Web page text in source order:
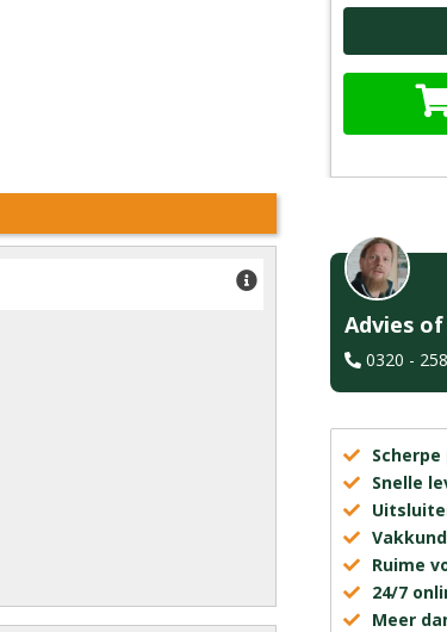
Advies
0320 -
Snelle
Ruime
24/7
Meer